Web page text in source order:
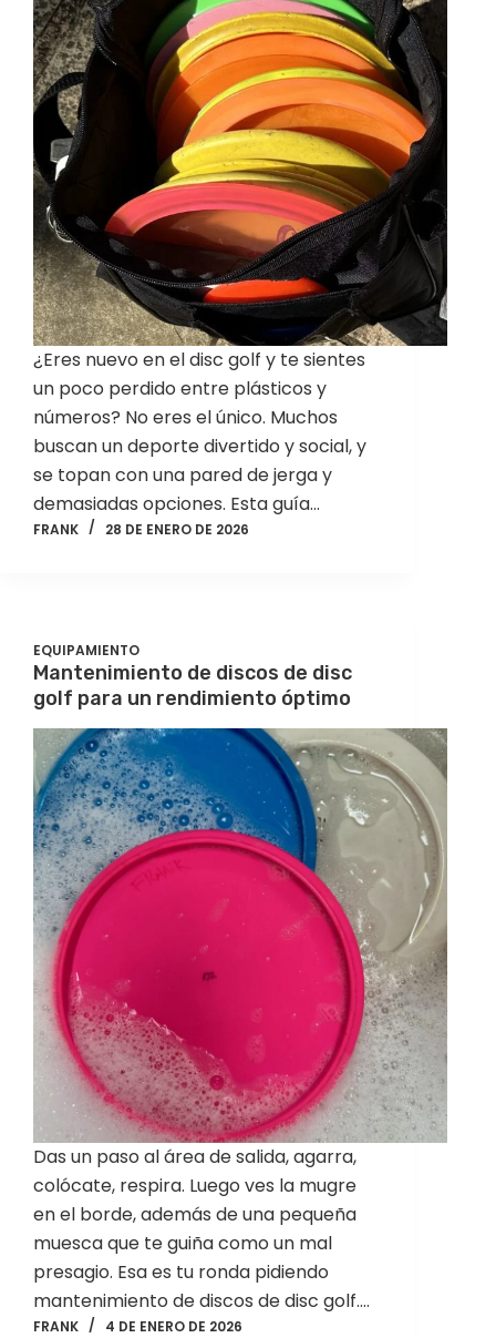
¿Eres nuevo en el disc golf y te sientes
un poco perdido entre plásticos y
números? No eres el único. Muchos
buscan un deporte divertido y social, y
se topan con una pared de jerga y
demasiadas opciones. Esta guía…
FRANK 28 DE ENERO DE 2026
EQUIPAMIENTO
Mantenimiento de discos de disc
golf para un rendimiento óptimo
Das un paso al área de salida, agarra,
colócate, respira. Luego ves la mugre
en el borde, además de una pequeña
muesca que te guiña como un mal
presagio. Esa es tu ronda pidiendo
mantenimiento de discos de disc golf.…
FRANK 4 DE ENERO DE 2026